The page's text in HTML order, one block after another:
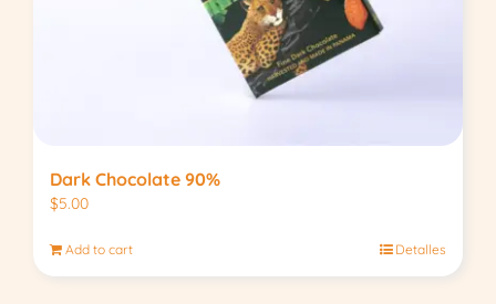
Dark Chocolate 90%
$5.00
Add to cart Detalles